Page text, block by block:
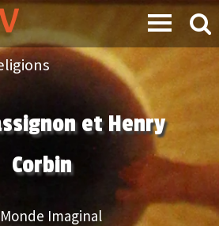
et Henry
Corbin
Monde Imaginal